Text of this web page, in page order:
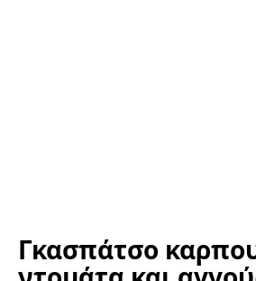
Γκασπάτσο